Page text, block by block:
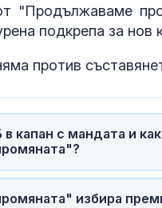
"Продължаваме
подкрепа за нов
против
капан с мандата и
избира